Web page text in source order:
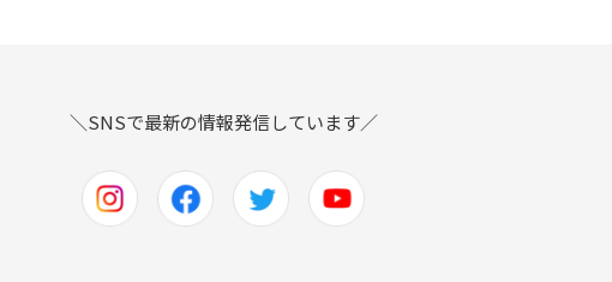
＼SNSで最新の情報発信しています／